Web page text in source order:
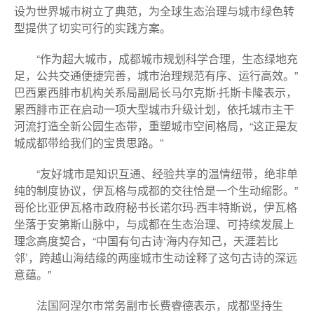
设为世界城市树立了典范，为全球生态治理与城市绿色转
型提供了切实可行的实践方案。
“作为超大城市，成都城市规划科学合理，生态绿地充
足，公共交通便捷完善，城市治理规范有序、运行高效。”
巴西累西腓市机构关系局副局长马尔克斯·托斯卡隆表示，
累西腓市正在启动一项大型城市升级计划，依托城市主干
河流打造全新公园生态带，重塑城市空间格局，“这正是友
城成都带给我们的宝贵思路。”
“友好城市是知识互通、经验共享的温情纽带，绝非单
纯的制度协议，伊瓦格与成都的交往恰是一个生动缩影。”
哥伦比亚伊瓦格市政府秘书长诺尔玛·西丰特斯说，伊瓦格
坐落于安第斯山脉中，与成都在生态治理、可持续发展上
理念高度契合，“中国有句古诗‘海内存知己，天涯若比
邻’，跨越山海结缘的两座城市生动诠释了这句古诗的深远
意蕴。”
法国阿涅尔市常务副市长费睿德表示，成都坚持生